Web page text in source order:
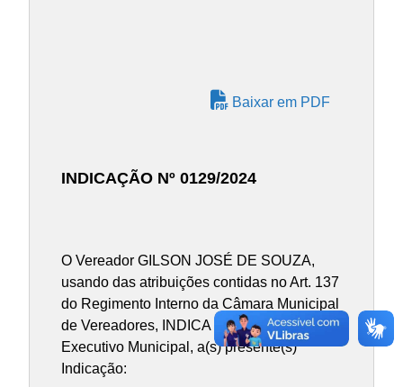
Baixar em PDF
INDICAÇÃO Nº 0129/2024
O Vereador GILSON JOSÉ DE SOUZA,
usando das atribuições contidas no Art. 137
do Regimento Interno da Câmara Municipal
de Vereadores, INDICA ao Chefe do Poder
Executivo Municipal, a(s) presente(s)
Indicação: